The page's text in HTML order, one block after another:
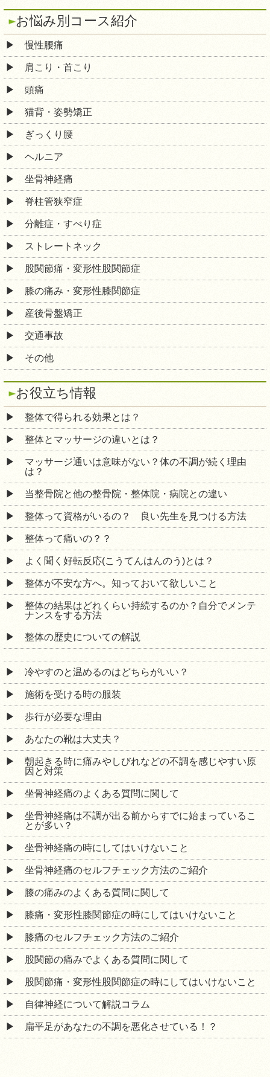
お悩み別コース紹介
慢性腰痛
肩こり・首こり
頭痛
猫背・姿勢矯正
ぎっくり腰
ヘルニア
坐骨神経痛
脊柱管狭窄症
分離症・すべり症
ストレートネック
股関節痛・変形性股関節症
膝の痛み・変形性膝関節症
産後骨盤矯正
交通事故
その他
お役立ち情報
整体で得られる効果とは？
整体とマッサージの違いとは？
マッサージ通いは意味がない？体の不調が続く理由
は？
当整骨院と他の整骨院・整体院・病院との違い
整体って資格がいるの？ 良い先生を見つける方法
整体って痛いの？？
よく聞く好転反応(こうてんはんのう)とは？
整体が不安な方へ。知っておいて欲しいこと
整体の結果はどれくらい持続するのか？自分でメンテ
ナンスをする方法
整体の歴史についての解説
冷やすのと温めるのはどちらがいい？
施術を受ける時の服装
歩行が必要な理由
あなたの靴は大丈夫？
朝起きる時に痛みやしびれなどの不調を感じやすい原
因と対策
坐骨神経痛のよくある質問に関して
坐骨神経痛は不調が出る前からすでに始まっているこ
とが多い？
坐骨神経痛の時にしてはいけないこと
坐骨神経痛のセルフチェック方法のご紹介
膝の痛みのよくある質問に関して
膝痛・変形性膝関節症の時にしてはいけないこと
膝痛のセルフチェック方法のご紹介
股関節の痛みでよくある質問に関して
股関節痛・変形性股関節症の時にしてはいけないこと
自律神経について解説コラム
扁平足があなたの不調を悪化させている！？